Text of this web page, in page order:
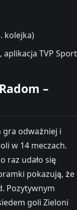
kolejka)
TVP Sport
–
odważniej i
w 14 meczach.
raz udało się
pokazują, że
Pozytywnym
goli Zieloni